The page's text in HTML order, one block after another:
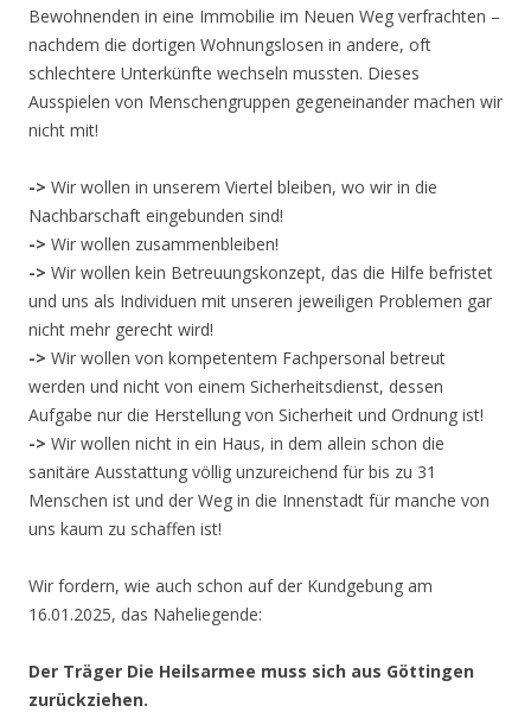
Bewohnenden in eine Immobilie im Neuen Weg verfrachten –
nachdem die dortigen Wohnungslosen in andere, oft
schlechtere Unterkünfte wechseln mussten. Dieses
Ausspielen von Menschengruppen gegeneinander machen wir
nicht mit!
-> Wir wollen in unserem Viertel bleiben, wo wir in die
Nachbarschaft eingebunden sind!
-> Wir wollen zusammenbleiben!
-> Wir wollen kein Betreuungskonzept, das die Hilfe befristet
und uns als Individuen mit unseren jeweiligen Problemen gar
nicht mehr gerecht wird!
-> Wir wollen von kompetentem Fachpersonal betreut
werden und nicht von einem Sicherheitsdienst, dessen
Aufgabe nur die Herstellung von Sicherheit und Ordnung ist!
-> Wir wollen nicht in ein Haus, in dem allein schon die
sanitäre Ausstattung völlig unzureichend für bis zu 31
Menschen ist und der Weg in die Innenstadt für manche von
uns kaum zu schaffen ist!
Wir fordern, wie auch schon auf der Kundgebung am
16.01.2025, das Naheliegende:
Der Träger Die Heilsarmee muss sich aus Göttingen
zurückziehen.